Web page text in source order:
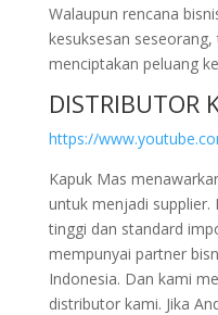
Walaupun rencana
kesuksesan
menciptakan peluang
DISTRIBUTOR
https://
Kapuk Mas
untuk menjadi supplier.
tinggi dan standard
mempunyai partner
Indonesia. Dan kami
distributor kami. Jika